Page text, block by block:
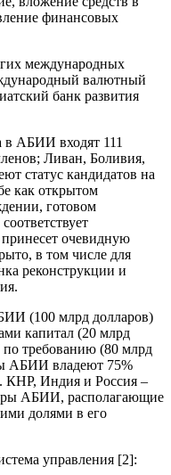
финансовых
международных
валютный
банк развития
в АБИИ входят 111
Ливан, Боливия,
статус кандидатов на
как открытом
готовом
очевидную
в том числе для
реконструкции и
(100 млрд долларов)
капитал (20 млрд
по требованию (80 млрд
АБИИ владеют 75%
КНР, Индия и Россия –
АБИИ, располагающие
долями в его
управления [2]: